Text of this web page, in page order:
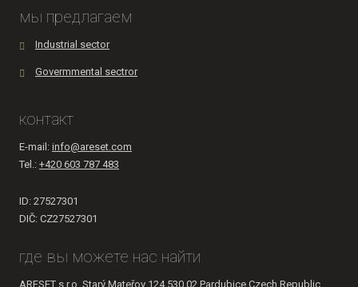
мы предлагаем
Industrial sector
Govermmental sectror
контакт
E-mail: info@areset.com
Tel.: +420 603 787 483
ID: 27527301
DIČ: CZ27527301
где вы можете нас найти
ARESET s.r.o. Starý Mateřov 124 530 02 Pardubice Czech Republic